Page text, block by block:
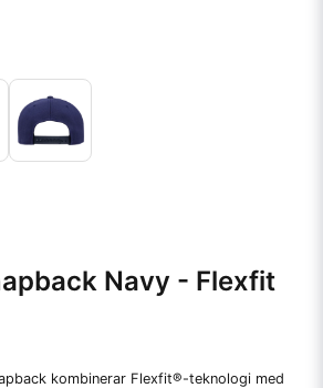
Navy - Flexfit
kombinerar Flexfit®-teknologi med